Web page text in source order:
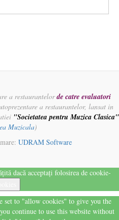
a restaurantelorde catre evaluatori
a restaurantelor, lansat in
"Societatea pentru Muzica Clasica"
Muzicala)
UDRAM Software
dacă acceptați folosirea de cookie-
set to "allow cookies" to give you the
continue to use this website without